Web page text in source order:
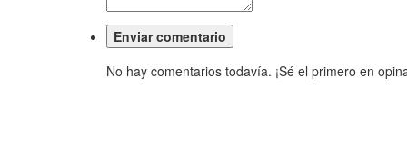
No hay comentarios todavía. ¡Sé el primero en